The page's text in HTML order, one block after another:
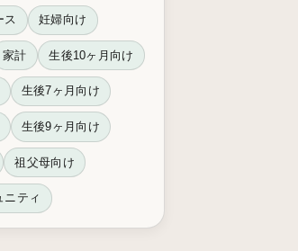
ス 妊婦向け
家計 生後10ヶ月向け
生後7ヶ月向け
生後9ヶ月向け
祖父母向け
ニティ